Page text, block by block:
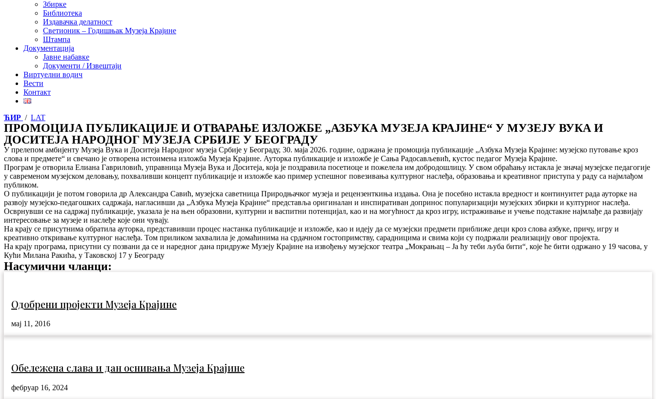
Збирке
Библиотека
Издавачка делатност
Светионик – Годишњак Музеја Крајине
Штампа
Документација
Јавне набавке
Документи / Извештаји
Виртуелни водич
Вести
Контакт
ЋИР / LAT
ПРОМОЦИЈА ПУБЛИКАЦИЈЕ И ОТВАРАЊЕ ИЗЛОЖБЕ „АЗБУКА МУЗЕЈА КРАЈИНЕ“ У МУЗЕЈУ ВУКА И
ДОСИТЕЈА НАРОДНОГ МУЗЕЈА СРБИЈЕ У БЕОГРАДУ
У прелепом амбијенту Музеја Вука и Доситеја Народног музеја Србије у Београду, 30. маја 2026. године, одржана је промоција публикације „Азбука Музеја Крајине: музејско путовање кроз
слова и предмете“ и свечано је отворена истоимена изложба Музеја Крајине. Ауторка публикације и изложбе је Сања Радосављевић, кустос педагог Музеја Крајине.
Програм је отворила Елиана Гавриловић, управница Музеја Вука и Доситеја, која је поздравила посетиоце и пожелела им добродошлицу. У свом обраћању истакла је значај музејске педагогије
у савременом музејском деловању, похваливши концепт публикације и изложбе као пример успешног повезивања културног наслеђа, образовања и креативног приступа у раду са најмлађом
публиком.
О публикацији је потом говорила др Александра Савић, музејска саветница Природњачког музеја и рецензенткиња издања. Она је посебно истакла вредност и континуитет рада ауторке на
развоју музејско-педагошких садржаја, нагласивши да „Азбука Музеја Крајине“ представља оригиналан и инспиративан допринос популаризацији музејских збирки и културног наслеђа.
Осврнувши се на садржај публикације, указала је на њен образовни, културни и васпитни потенцијал, као и на могућност да кроз игру, истраживање и учење подстакне најмлађе да развијају
интересовање за музеје и наслеђе које они чувају.
На крају се присутнима обратила ауторка, представивши процес настанка публикације и изложбе, као и идеју да се музејски предмети приближе деци кроз слова азбуке, причу, игру и
креативно откривање културног наслеђа. Том приликом захвалила је домаћинима на срдачном гостопримству, сарадницима и свима који су подржали реализацију овог пројекта.
На крају програма, присутни су позвани да се и наредног дана придруже Музеју Крајине на извођењу музејског театра „Мокрањац – Ја ћу теби љуба бити“, које ће бити одржано у 19 часова, у
Кући Милана Ракића, у Таковској 17 у Београду
Насумични чланци:
Одобрени пројекти Музеја Крајине
мај 11, 2016
Обележена слава и дан оснивања Музеја Крајине
фебруар 16, 2024